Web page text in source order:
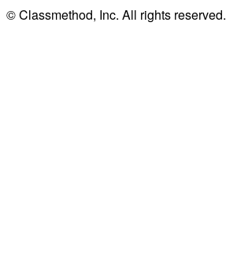
© Classmethod, Inc. All rights reserved.